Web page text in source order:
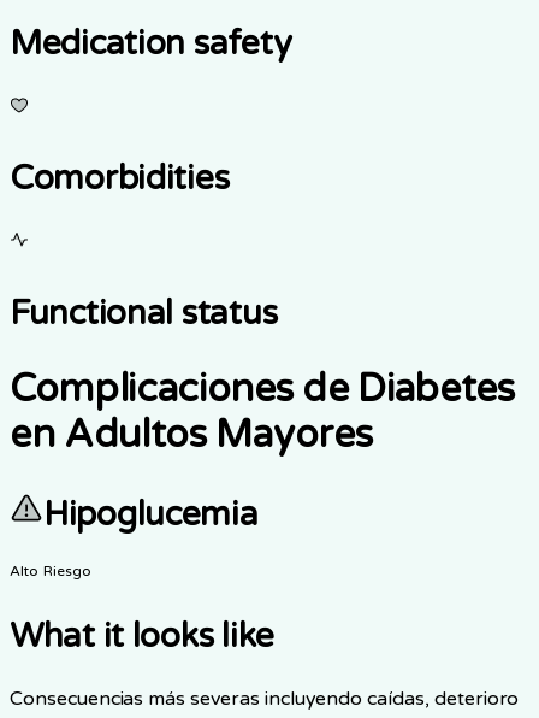
Medication safety
Comorbidities
Functional status
Complicaciones de Diabetes
en Adultos Mayores
Hipoglucemia
Alto Riesgo
What it looks like
Consecuencias más severas incluyendo caídas, deterioro